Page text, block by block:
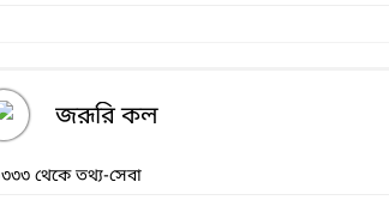
জরূরি কল
৩৩৩ থেকে তথ্য-সেবা